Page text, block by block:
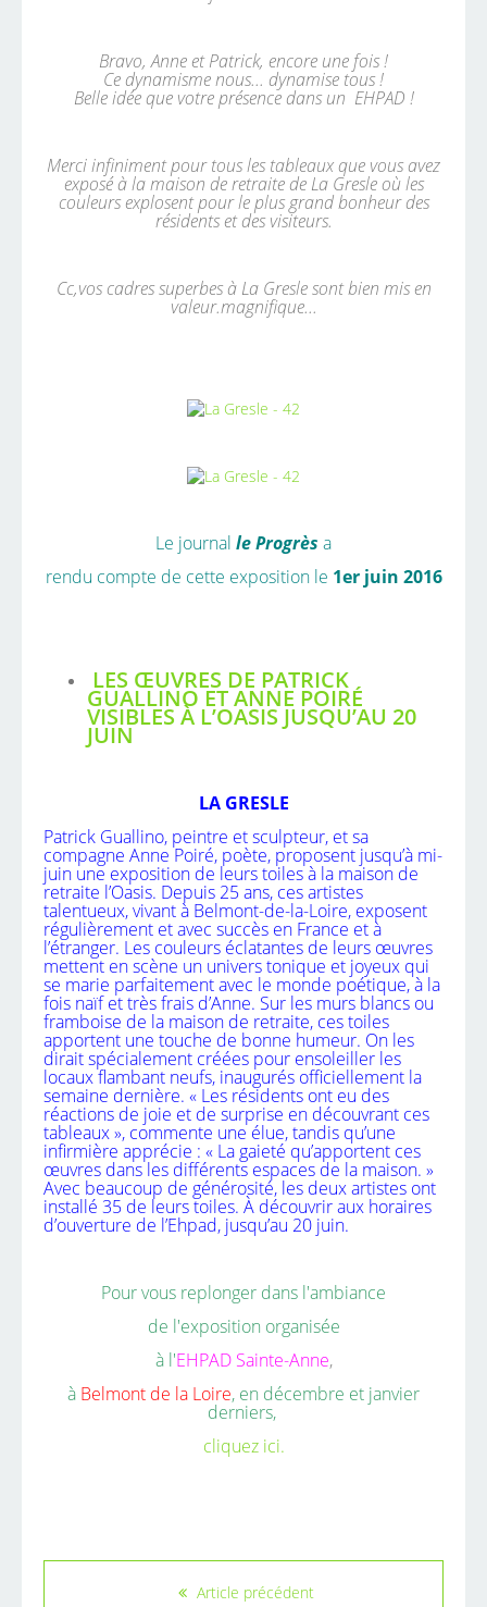
Bravo, Anne et Patrick, encore une fois !
Ce dynamisme nous... dynamise tous !
Belle idée que votre présence dans un EHPAD !
Merci infiniment pour tous les tableaux que vous avez
exposé à la maison de retraite de La Gresle où les
couleurs explosent pour le plus grand bonheur des
résidents et des visiteurs.
Cc,vos cadres superbes à La Gresle sont bien mis en
valeur.magnifique...
Le journal le Progrès a
rendu compte de cette exposition le 1er juin 2016
LES ŒUVRES DE PATRICK
GUALLINO ET ANNE POIRÉ
VISIBLES À L’OASIS JUSQU’AU 20
JUIN
LA GRESLE
Patrick Guallino, peintre et sculpteur, et sa
compagne Anne Poiré, poète, proposent jusqu’à mi-
juin une exposition de leurs toiles à la maison de
retraite l’Oasis. Depuis 25 ans, ces artistes
talentueux, vivant à Belmont-de-la-Loire, exposent
régulièrement et avec succès en France et à
l’étranger. Les couleurs éclatantes de leurs œuvres
mettent en scène un univers tonique et joyeux qui
se marie parfaitement avec le monde poétique, à la
fois naïf et très frais d’Anne. Sur les murs blancs ou
framboise de la maison de retraite, ces toiles
apportent une touche de bonne humeur. On les
dirait spécialement créées pour ensoleiller les
locaux flambant neufs, inaugurés officiellement la
semaine dernière. « Les résidents ont eu des
réactions de joie et de surprise en découvrant ces
tableaux », commente une élue, tandis qu’une
infirmière apprécie : « La gaieté qu’apportent ces
œuvres dans les différents espaces de la maison. »
Avec beaucoup de générosité, les deux artistes ont
installé 35 de leurs toiles. À découvrir aux horaires
d’ouverture de l’Ehpad, jusqu’au 20 juin.
Pour vous replonger dans l'ambiance
de l'exposition organisée
à l'EHPAD Sainte-Anne,
à Belmont de la Loire, en décembre et janvier
derniers,
cliquez ici.
Article précédent